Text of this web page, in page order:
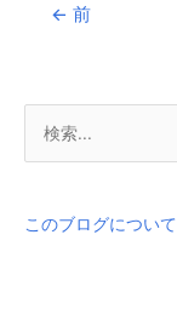
← 前
象
このブログについて